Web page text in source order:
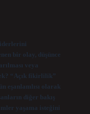
bir olay, düşünce
veya
“Açık fikirlilik”
eşanlamlısı olarak
diğer bakış
yaşama isteğini